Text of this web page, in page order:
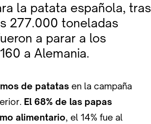
la patata española, tras
277.000 toneladas
a parar a los
a Alemania.
de patatas en la campaña
El 68% de las papas
alimentario, el 14% fue al